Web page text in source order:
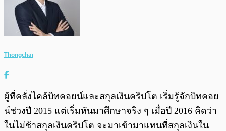
Thongchai
ผู้ที่คลั่งไคล้บิทคอยน์และสกุลเงินคริปโต เริ่มรู้จักบิทคอย
น์ช่วงปี 2015 แต่เริ่มหันมาศึกษาจริง ๆ เมื่อปี 2016 คิดว่า
ในไม่ช้าสกุลเงินคริปโต จะมาเข้ามาแทนที่สกุลเงินใน